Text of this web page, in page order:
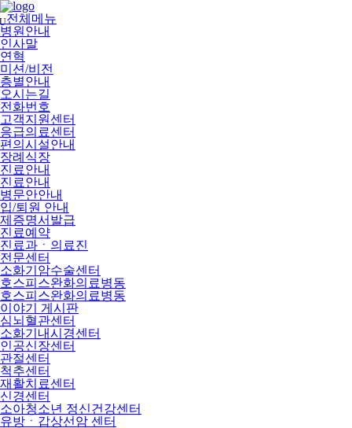
메
뉴
건
너
뛰
기
전체메뉴
병원안내
인사말
연혁
미션/비전
층별안내
오시는길
전화번호
고객지원센터
응급의료센터
편의시설안내
장례식장
진료안내
진료안내
병문안안내
입/퇴원 안내
제증명서발급
진료예약
진료과ㆍ의료진
전문센터
소화기암수술센터
호스피스완화의료병동
호스피스완화의료병동
이야기 게시판
심뇌혈관센터
소화기내시경센터
인공신장센터
관절센터
척추센터
재활치료센터
신경센터
소아청소년 정신건강센터
유방ㆍ갑상선암 센터